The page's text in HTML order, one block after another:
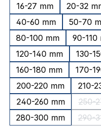
16-27 mm
20-32
40-60 mm
50-70
80-100 mm
90-110
120-140 mm
130-
160-180 mm
170-
200-220 mm
210-
240-260 mm 250-
280-300 mm 290-